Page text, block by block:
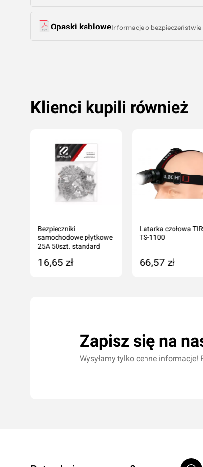
Opaski kabloweInformacje o bezpieczeństwie
Klienci kupili również
Bezpieczniki
samochodowe płytkowe
25A 50szt. standard
16,65 zł
Latarka czołowa
TS-1100
66,57 zł
Zapisz się na
Wysyłamy tylko cenne informacje!